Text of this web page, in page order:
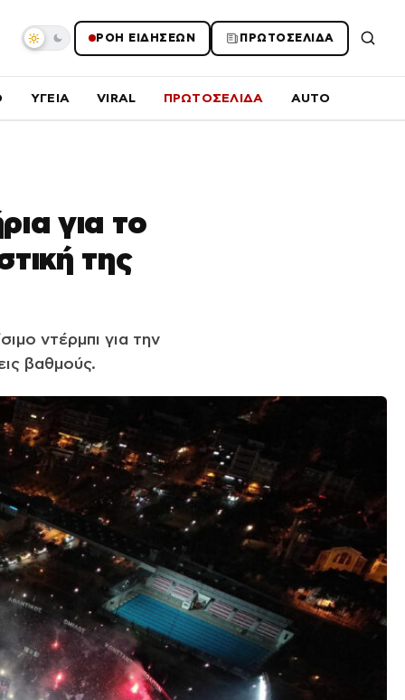
ΡΟΗ ΕΙΔΗΣΕΩΝ ΠΡΩΤΟΣΕΛΙΔΑ
ΥΓΕΙΑ VIRAL ΠΡΩΤΟΣΕΛΙΔΑ AUTO
για το
της
ντέρμπι για την
βαθμούς.